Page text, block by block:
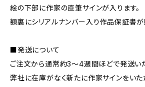
絵の下部に作家の直筆サインが入ります。
額裏にシリアルナンバー入り作品保証書が
■発送について
ご注文から通常約3〜4週間ほどで発送いた
弊社に在庫がなく新たに作家サインをい